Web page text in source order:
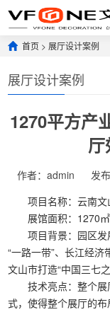
首页 > 展厅设计案例
展厅设计案例
1270平方产
作者：admin 发
项目名称：云南文
展馆面积：1270㎡
项目背景：园区发
“一路一带”、长江经
文山市打造“中国三七之
技术亮点：整个展
式，使得整个展厅的